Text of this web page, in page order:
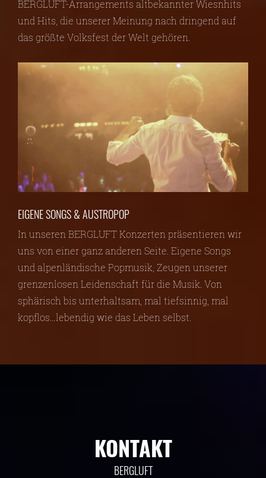
BERGLUFT-Arrangements altbekannter Wiesnhits
und Hits, die unserer Meinung nach dringend auf
das größte Volksfest der Welt gehören.
EIGENE SONGS & AUSTROPOP
In unseren BERGLUFT Konzerten präsentieren wir
uns von einer ganz anderen Seite. Eigene Songs
und alpenländische Popmusik, Zeugen unserer
grenzenlosen Leidenschaft für die Musik. Von
sphärisch bis unterhaltsam, mal tiefsinnig, mal
kopflos…lebendig wie das Leben selbst.
KONTAKT
BERGLUFT